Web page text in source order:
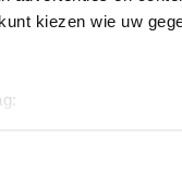
kiezen wie uw